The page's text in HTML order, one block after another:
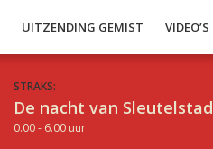
UITZENDING GEMIST VIDEO’S
STRAKS:
De nacht van Sleutelstad
0.00 - 6.00 uur